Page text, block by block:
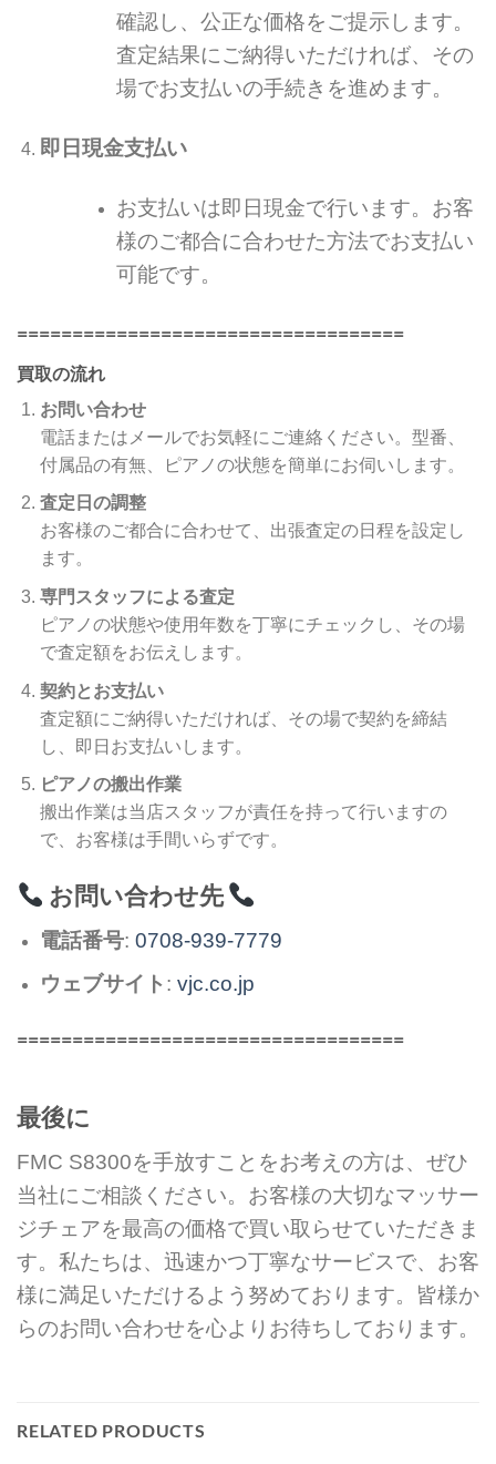
確認し、公正な価格をご提示します。
査定結果にご納得いただければ、その
場でお支払いの手続きを進めます。
即日現金支払い
お支払いは即日現金で行います。お客
様のご都合に合わせた方法でお支払い
可能です。
===================================
買取の流れ
お問い合わせ
電話またはメールでお気軽にご連絡ください。型番、
付属品の有無、ピアノの状態を簡単にお伺いします。
査定日の調整
お客様のご都合に合わせて、出張査定の日程を設定し
ます。
専門スタッフによる査定
ピアノの状態や使用年数を丁寧にチェックし、その場
で査定額をお伝えします。
契約とお支払い
査定額にご納得いただければ、その場で契約を締結
し、即日お支払いします。
ピアノの搬出作業
搬出作業は当店スタッフが責任を持って行いますの
で、お客様は手間いらずです。
お問い合わせ先
電話番号: 0708-939-7779
ウェブサイト: vjc.co.jp
===================================
最後に
FMC S8300を手放すことをお考えの方は、ぜひ
当社にご相談ください。お客様の大切なマッサー
ジチェアを最高の価格で買い取らせていただきま
す。私たちは、迅速かつ丁寧なサービスで、お客
様に満足いただけるよう努めております。皆様か
らのお問い合わせを心よりお待ちしております。
RELATED PRODUCTS